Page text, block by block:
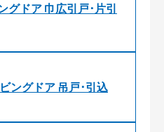
ドア 巾広引戸･片引
ングドア 吊戸･引込